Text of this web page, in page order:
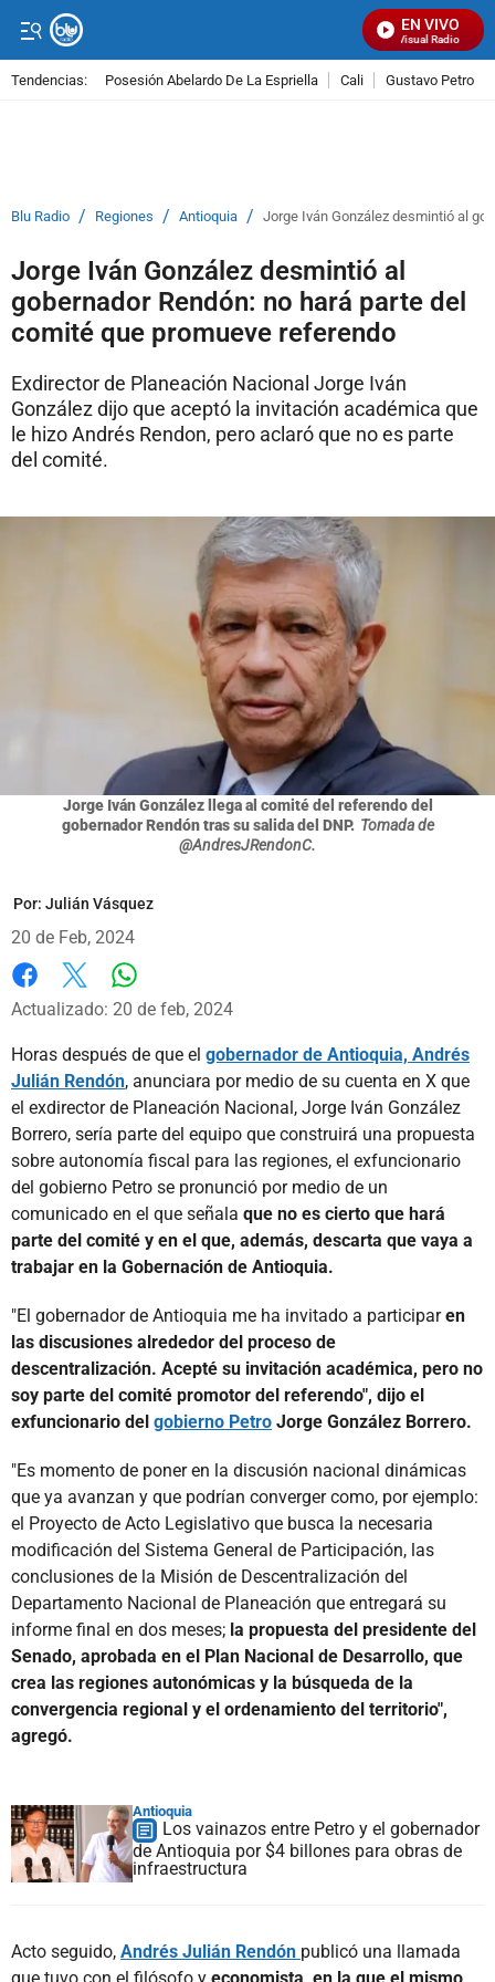
EN VIVO
Señal Visual Radio
Tendencias: Posesión Abelardo De La Espriella Cali Gustavo Petro
Blu Radio / Regiones / Antioquia / Jorge Iván González desmintió al
Jorge Iván González desmintió al
gobernador Rendón: no hará parte del
comité que promueve referendo
Exdirector de Planeación Nacional Jorge Iván
González dijo que aceptó la invitación académica que
le hizo Andrés Rendon, pero aclaró que no es parte
del comité.
Jorge Iván González llega al comité del referendo del
gobernador Rendón tras su salida del DNP. Tomada de
@AndresJRendonC.
Por: Julián Vásquez
20 de Feb, 2024
Facebook
X
Actualizado: 20 de feb, 2024
Horas después de que el gobernador de Antioquia, Andrés
Julián Rendón, anunciara por medio de su cuenta en X que
el exdirector de Planeación Nacional, Jorge Iván González
Borrero, sería parte del equipo que construirá una propuesta
sobre autonomía fiscal para las regiones, el exfuncionario
del gobierno Petro se pronunció por medio de un
comunicado en el que señala que no es cierto que hará
parte del comité y en el que, además, descarta que vaya a
trabajar en la Gobernación de Antioquia.
"El gobernador de Antioquia me ha invitado a participaren
las discusiones alrededor del proceso de
descentralización. Acepté su invitación académica, pero no
soy parte del comité promotor del referendo", dijo el
exfuncionario del gobierno Petro Jorge González Borrero.
"Es momento de poner en la discusión nacional dinámicas
que ya avanzan y que podrían converger como, por ejemplo:
el Proyecto de Acto Legislativo que busca la necesaria
modificación del Sistema General de Participación, las
conclusiones de la Misión de Descentralización del
Departamento Nacional de Planeación que entregará su
informe final en dos meses; la propuesta del presidente del
Senado, aprobada en el Plan Nacional de Desarrollo, que
crea las regiones autonómicas y la búsqueda de la
convergencia regional y el ordenamiento del territorio",
agregó.
Antioquia
Los vainazos entre Petro y el gobernador
de Antioquia por $4 billones para obras de
infraestructura
Acto seguido, Andrés Julián Rendón publicó una llamada
que tuvo con el filósofo y economista, en la que el mismo